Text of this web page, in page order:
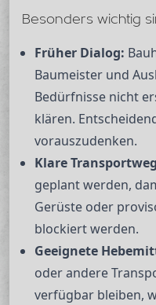
Besonders wichtig
Früher Dialog:
Baumeister und
Bedürfnisse nicht
klären.
vorauszudenken.
Klare
geplant werden,
Gerüste oder
blockiert werden.
Geeignete
oder andere
verfügbar bleiben,